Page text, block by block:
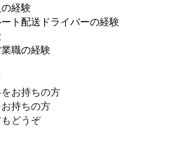
経験
ト配送ドライバーの経験
職の経験
お持ちの方
持ちの方
どうぞ